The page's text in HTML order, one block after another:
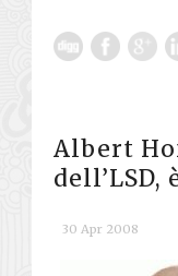
Albert
dell’LSD,
30 Apr 2008